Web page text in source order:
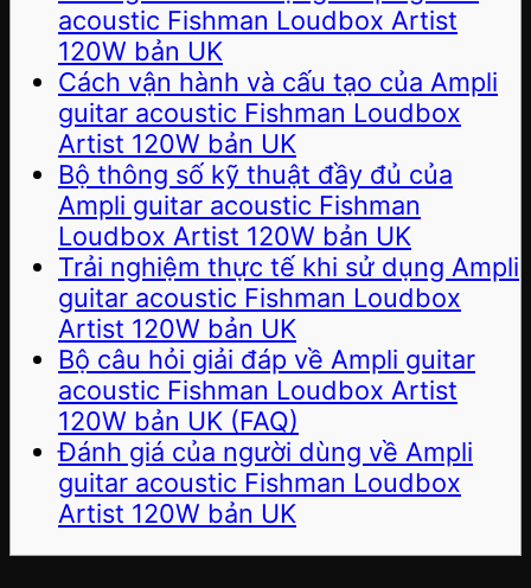
acoustic Fishman Loudbox Artist
120W bản UK
Cách vận hành và cấu tạo của Ampli
guitar acoustic Fishman Loudbox
Artist 120W bản UK
Bộ thông số kỹ thuật đầy đủ của
Ampli guitar acoustic Fishman
Loudbox Artist 120W bản UK
Trải nghiệm thực tế khi sử dụng Ampli
guitar acoustic Fishman Loudbox
Artist 120W bản UK
Bộ câu hỏi giải đáp về Ampli guitar
acoustic Fishman Loudbox Artist
120W bản UK (FAQ)
Đánh giá của người dùng về Ampli
guitar acoustic Fishman Loudbox
Artist 120W bản UK